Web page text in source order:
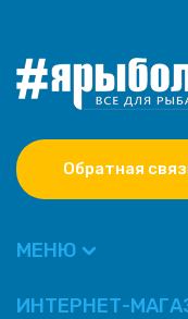
Обратная
МЕНЮ
ИНТЕРНЕТ-